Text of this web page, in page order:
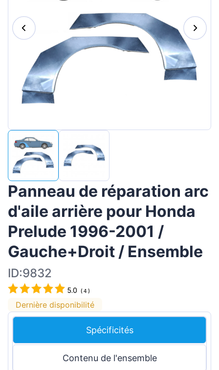
Lietuvių
Hrvatski
Português
Panneau de réparation arc
d'aile arrière pour Honda
Prelude 1996-2001 /
Gauche+Droit / Ensemble
ID:9832
5.0 (4 )
Dernière disponibilité
Spécificités
Contenu de l'ensemble